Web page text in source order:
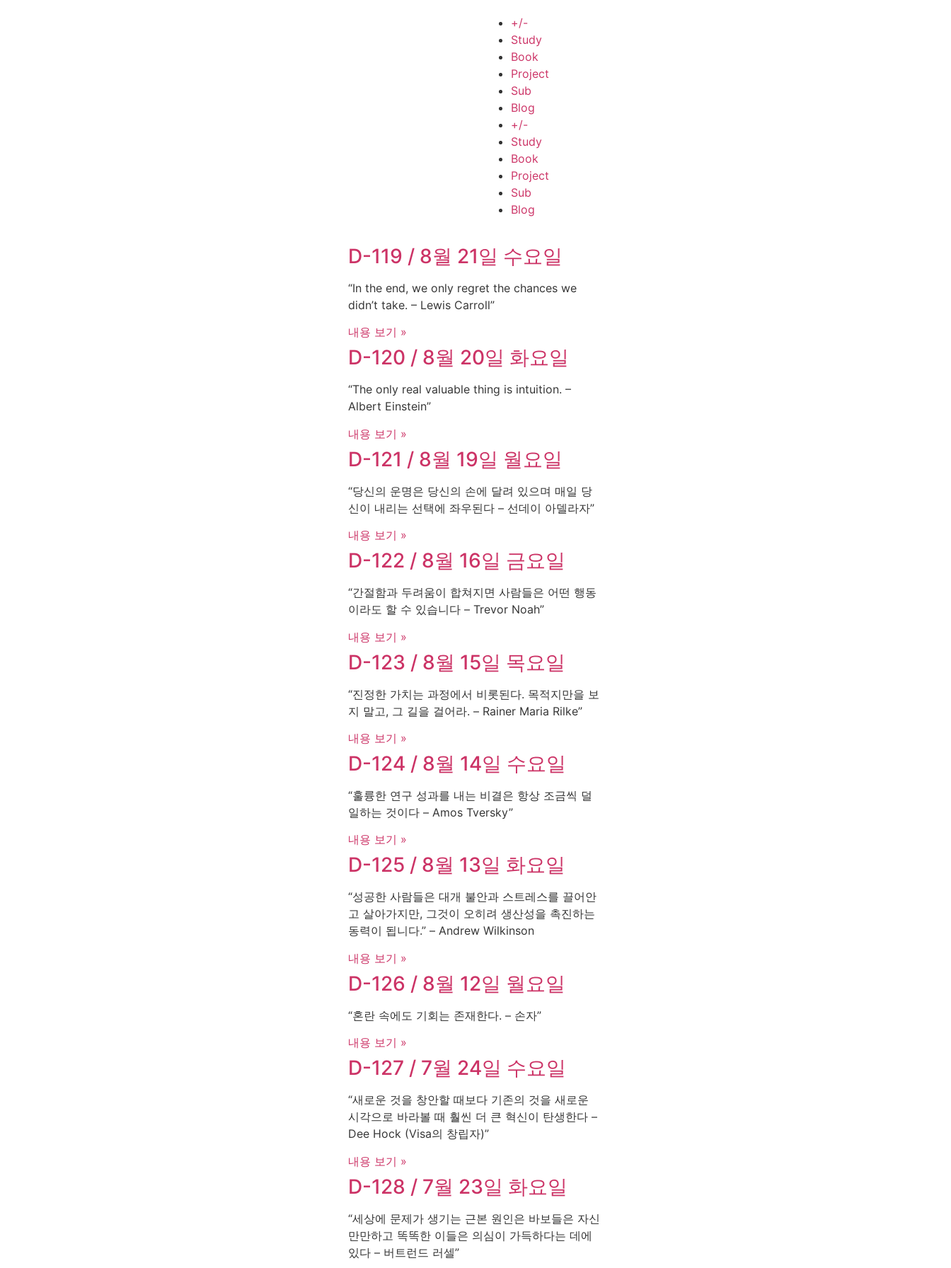
+/-
Study
Book
Project
Sub
Blog
+/-
Study
Book
Project
Sub
Blog
D-119 / 8월 21일 수요일
“In the end, we only regret the chances we
didn’t take. – Lewis Carroll”
내용 보기 »
D-120 / 8월 20일 화요일
“The only real valuable thing is intuition. –
Albert Einstein”
내용 보기 »
D-121 / 8월 19일 월요일
“당신의 운명은 당신의 손에 달려 있으며 매일 당
신이 내리는 선택에 좌우된다 – 선데이 아델라자”
내용 보기 »
D-122 / 8월 16일 금요일
“간절함과 두려움이 합쳐지면 사람들은 어떤 행동
이라도 할 수 있습니다 – Trevor Noah”
내용 보기 »
D-123 / 8월 15일 목요일
“진정한 가치는 과정에서 비롯된다. 목적지만을 보
지 말고, 그 길을 걸어라. – Rainer Maria Rilke”
내용 보기 »
D-124 / 8월 14일 수요일
“훌륭한 연구 성과를 내는 비결은 항상 조금씩 덜
일하는 것이다 – Amos Tversky”
내용 보기 »
D-125 / 8월 13일 화요일
“성공한 사람들은 대개 불안과 스트레스를 끌어안
고 살아가지만, 그것이 오히려 생산성을 촉진하는
동력이 됩니다.” – Andrew Wilkinson
내용 보기 »
D-126 / 8월 12일 월요일
“혼란 속에도 기회는 존재한다. – 손자”
내용 보기 »
D-127 / 7월 24일 수요일
“새로운 것을 창안할 때보다 기존의 것을 새로운
시각으로 바라볼 때 훨씬 더 큰 혁신이 탄생한다 –
Dee Hock (Visa의 창립자)”
내용 보기 »
D-128 / 7월 23일 화요일
“세상에 문제가 생기는 근본 원인은 바보들은 자신
만만하고 똑똑한 이들은 의심이 가득하다는 데에
있다 – 버트런드 러셀”